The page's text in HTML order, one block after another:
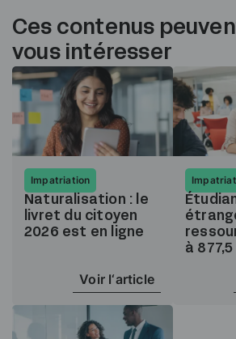
Ces contenus
vous intéresser
Impatriation
Naturalisation : le
livret du citoyen
2026 est en ligne
Voir l‘article
à